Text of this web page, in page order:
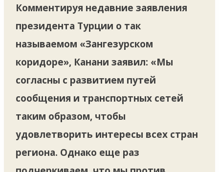
Комментируя недавние заявления
президента Турции о так
называемом «Зангезурском
коридоре», Канани заявил: «Мы
согласны с развитием путей
сообщения и транспортных сетей
таким образом, чтобы
удовлетворить интересы всех стран
региона. Однако еще раз